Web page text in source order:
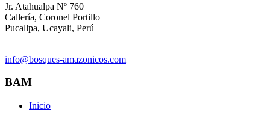
Jr. Atahualpa Nº 760
Callería, Coronel Portillo
Pucallpa, Ucayali, Perú
info@bosques-amazonicos.com
BAM
Inicio